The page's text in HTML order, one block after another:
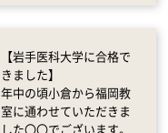
【岩手医科大学に合格で
きました】
年中の頃小倉から福岡教
室に通わせていただきま
した〇〇でございます。